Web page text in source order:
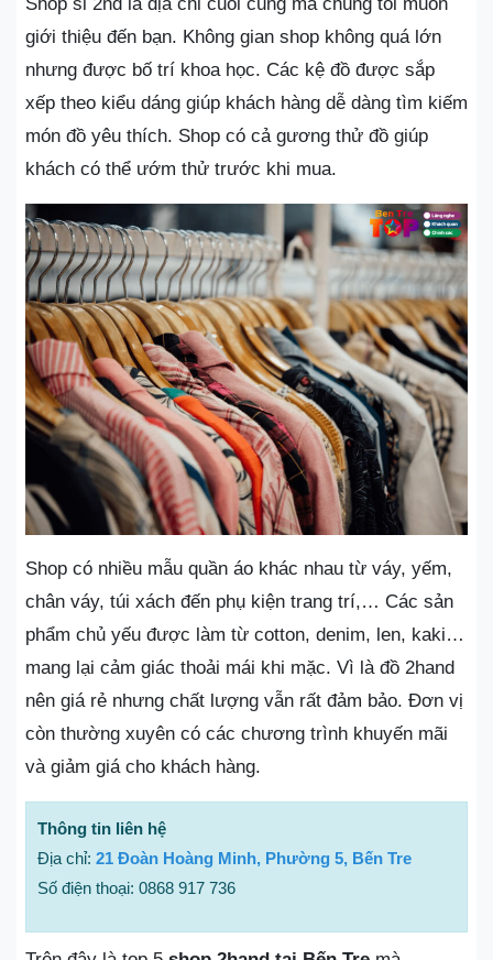
giới thiệu đến bạn. Không gian shop không quá lớn
nhưng được bố trí khoa học. Các kệ đồ được sắp
xếp theo kiểu dáng giúp khách hàng dễ dàng tìm kiếm
món đồ yêu thích. Shop có cả gương thử đồ giúp
khách có thể ướm thử trước khi mua.
Shop có nhiều mẫu quần áo khác nhau từ váy, yếm,
chân váy, túi xách đến phụ kiện trang trí,… Các sản
phẩm chủ yếu được làm từ cotton, denim, len, kaki…
mang lại cảm giác thoải mái khi mặc. Vì là đồ 2hand
nên giá rẻ nhưng chất lượng vẫn rất đảm bảo. Đơn vị
còn thường xuyên có các chương trình khuyến mãi
và giảm giá cho khách hàng.
Thông tin liên hệ
Địa chỉ: 21 Đoàn Hoàng Minh, Phường 5, Bến Tre
Số điện thoại: 0868 917 736